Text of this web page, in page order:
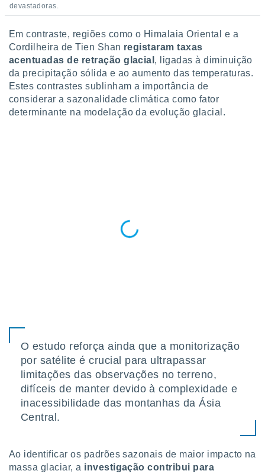
através
devastadoras.
Em contraste, regiões como o Himalaia Oriental e a
Cordilheira de Tien Shan registaram taxas
acentuadas de retração glacial , ligadas à diminuição
da precipitação sólida e ao aumento das temperaturas.
Estes contrastes sublinham a importância de
considerar a sazonalidade climática como fator
determinante na modelação da evolução glacial.
O estudo reforça ainda que a monitorização
por satélite é crucial para ultrapassar
limitações das observações no terreno,
difíceis de manter devido à complexidade e
inacessibilidade das montanhas da Ásia
Central.
Ao identificar os padrões sazonais de maior impacto na
massa glaciar, a investigação contribui para